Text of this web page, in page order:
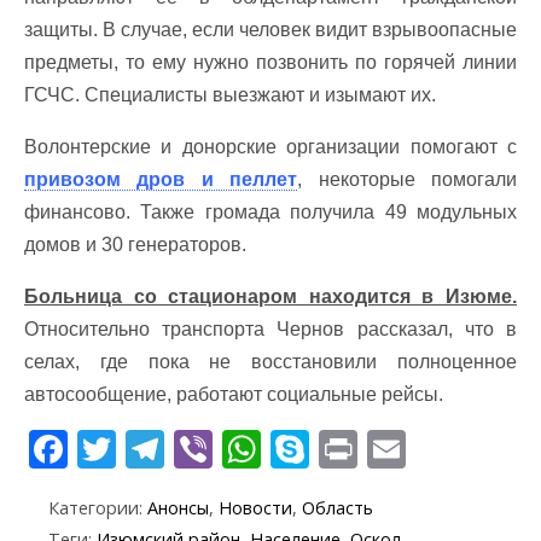
защиты. В случае, если человек видит взрывоопасные
предметы, то ему нужно позвонить по горячей линии
ГСЧС. Специалисты выезжают и изымают их.
Волонтерские и донорские организации помогают с
привозом дров и пеллет, некоторые помогали
финансово. Также громада получила 49 модульных
домов и 30 генераторов.
Больница со стационаром находится в Изюме.
Относительно транспорта Чернов рассказал, что в
селах, где пока не восстановили полноценное
автосообщение, работают социальные рейсы.
F
e
T
itt
T
e
Vi
er
W
at
S
k
y
Pr
t
Категории: Анонсы, Новости, Область